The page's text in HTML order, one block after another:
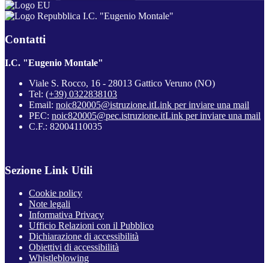
I.C. "Eugenio Montale"
Contatti
I.C. "Eugenio Montale"
Viale S. Rocco, 16 - 28013 Gattico Veruno (NO)
Tel: (+39) 0322838103
Email: noic820005@istruzione.itLink per inviare una mail
PEC: noic820005@pec.istruzione.itLink per inviare una mail
C.F.: 82004110035
Sezione Link Utili
Cookie policy
Note legali
Informativa Privacy
Ufficio Relazioni con il Pubblico
Dichiarazione di accessibilità
Obiettivi di accessibilità
Whistleblowing